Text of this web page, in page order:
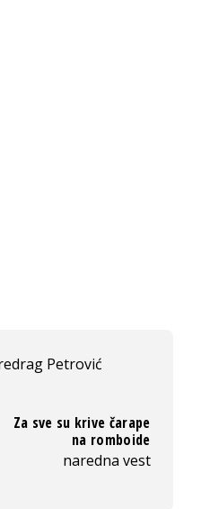
Petrović
Za sve su krive čarape
na romboide
naredna vest